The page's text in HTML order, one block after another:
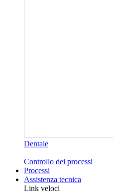
Dentale
Controllo dei processi
Processi
Assistenza tecnica
Link veloci